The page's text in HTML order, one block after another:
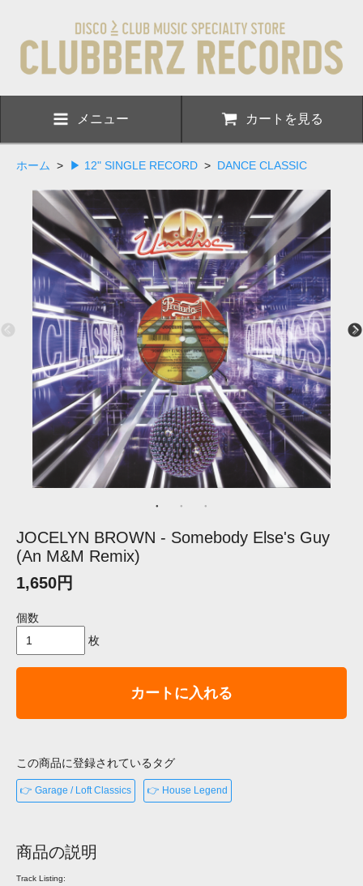
メニュー カートを見る
ホーム > ▶ 12" SINGLE RECORD > DANCE CLASSIC
JOCELYN BROWN - Somebody Else's Guy
(An M&M Remix)
1,650円
個数
枚
カートに入れる
この商品に登録されているタグ
👉 Garage / Loft Classics 👉 House Legend
商品の説明
Track Listing: